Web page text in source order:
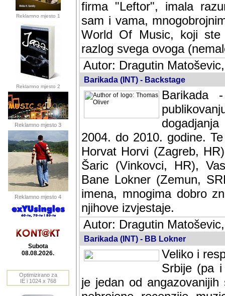
Reklamno mjesto 1
Reklamno mjesto 2
Reklamno mjesto 3
Reklamno mjesto 4
Subota
08.08.2026.
Optimizirano za
IE i 1024 x 768
imala razumijevanja za
mnogobrojnim
Music, koji ste ga
ovoga (nemalog) rada.
Autor: Dragutin
Barikada (INT) - Backstage
Barikada
2004. do 2010. godine.
Horvat Horvi (Zagreb,
Šaric (Vinkovci, HR),
Bane Lokner (Zemun,
imena, mnogima dobro
njihove izvjestaje.
Autor: Dragutin
Barikada (INT) - BB Lokner
Veliko i
Srbije (pa i
jedan od angazovanijih